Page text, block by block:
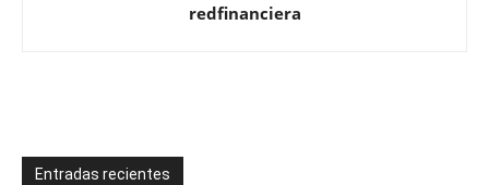
redfinanciera
Entradas recientes